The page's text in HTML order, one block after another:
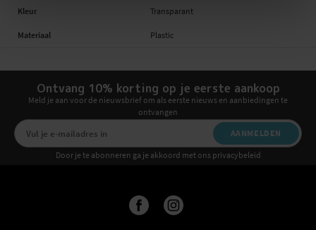
Kleur Transparant
Materiaal Plastic
Ontvang 10% korting op je eerste aankoop
Meld je aan voor de nieuwsbrief om als eerste nieuws en aanbiedingen te
ontvangen
AANMELDEN
Door je te abonneren ga je akkoord met ons privacybeleid